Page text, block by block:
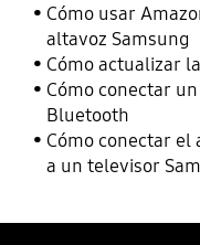
Cómo usar
altavoz Samsung
Cómo actualizar
Cómo conectar
Bluetooth
Cómo conectar
a un televisor